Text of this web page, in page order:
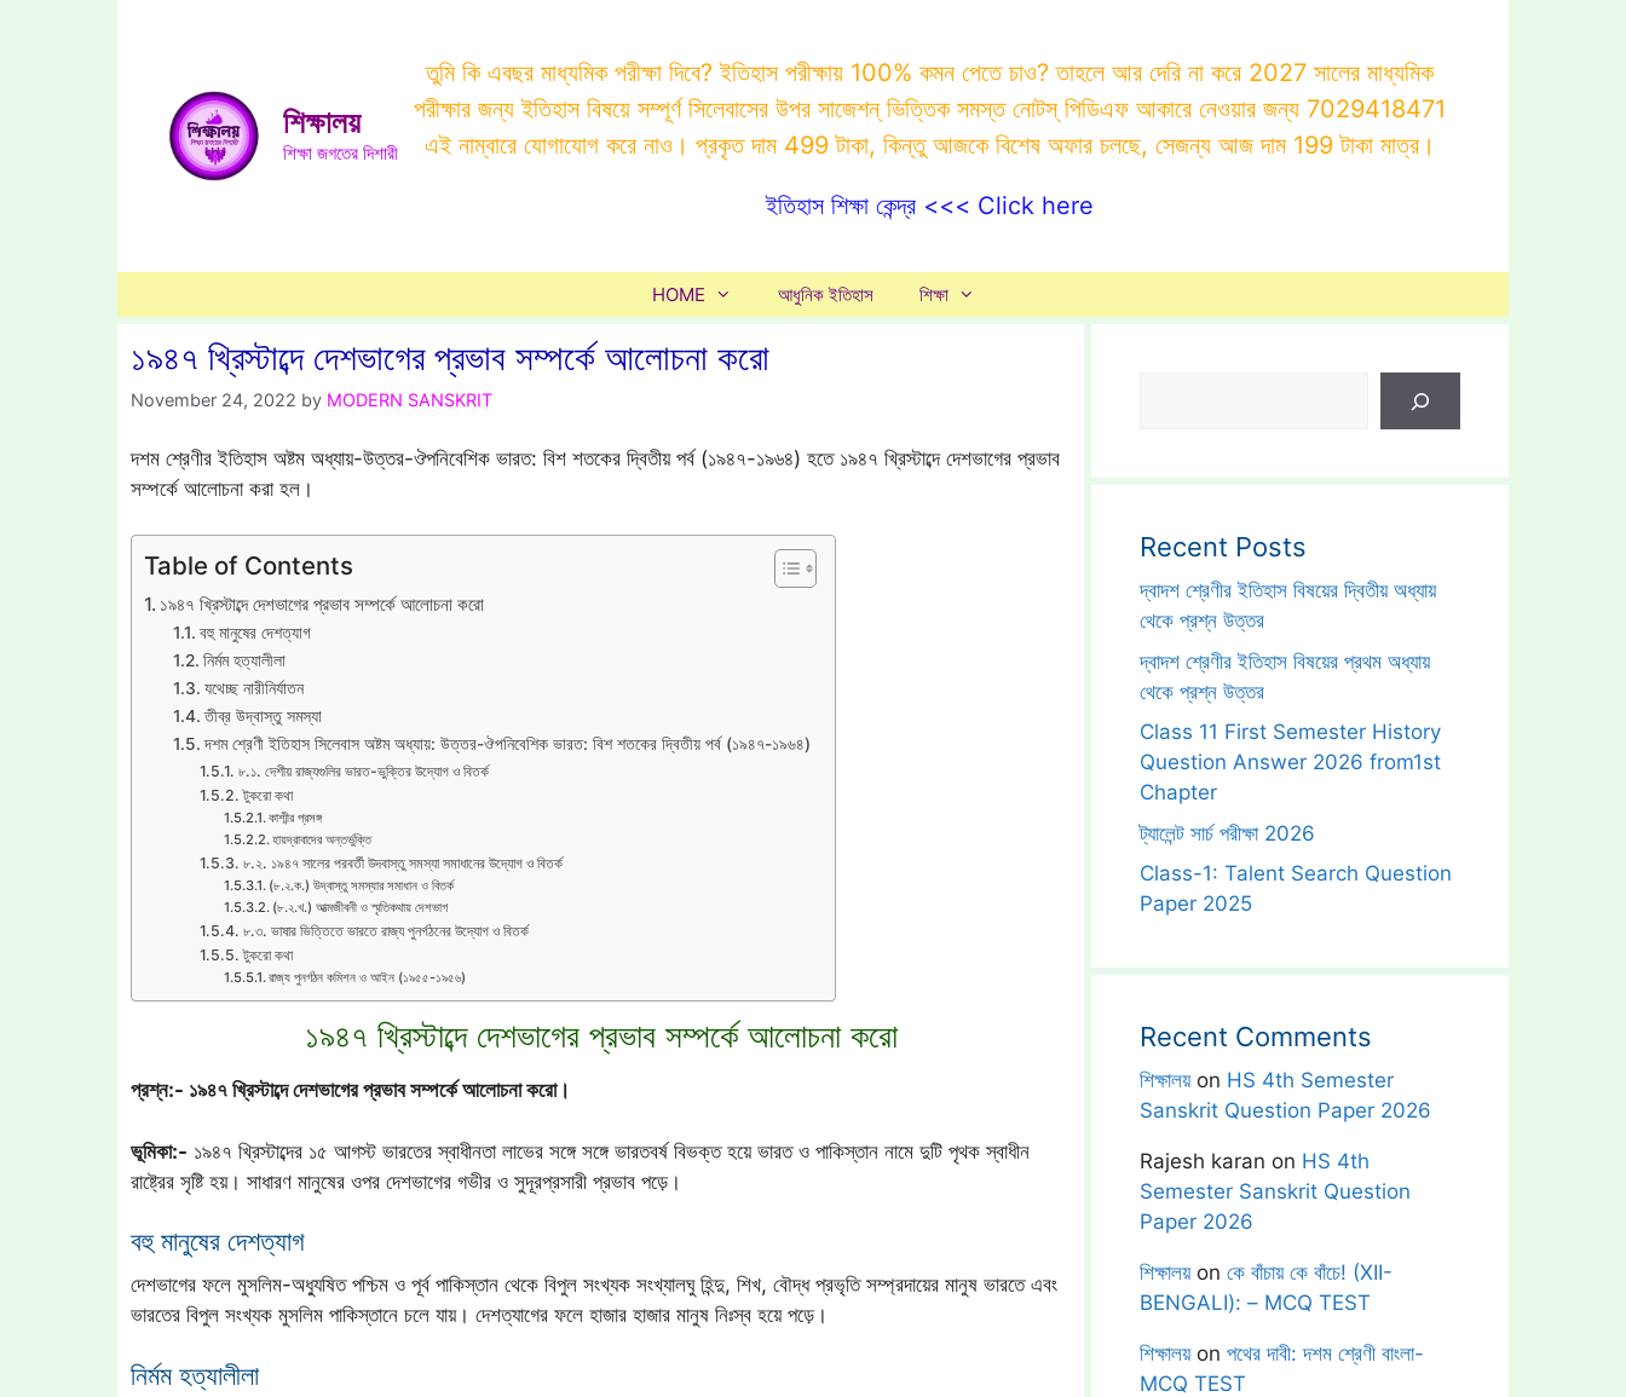
শিক্ষালয়
শিক্ষা জগতের দিশারী
তুমি কি এবছর মাধ্যমিক পরীক্ষা দিবে? ইতিহাস পরীক্ষায় 100% কমন পেতে চাও? তাহলে আর দেরি না করে 2027 সালের মাধ্যমিক
পরীক্ষার জন্য ইতিহাস বিষয়ে সম্পূর্ণ সিলেবাসের উপর সাজেশন্ ভিত্তিক সমস্ত নোটস্ পিডিএফ আকারে নেওয়ার জন্য 7029418471
এই নাম্বারে যোগাযোগ করে নাও। প্রকৃত দাম 499 টাকা, কিন্তু আজকে বিশেষ অফার চলছে, সেজন্য আজ দাম 199 টাকা মাত্র।
ইতিহাস শিক্ষা কেন্দ্র <<< Click here
HOME আধুনিক ইতিহাস শিক্ষা
১৯৪৭ খ্রিস্টাব্দে দেশভাগের প্রভাব সম্পর্কে আলোচনা করো
November 24, 2022 by MODERN SANSKRIT
দশম শ্রেণীর ইতিহাস অষ্টম অধ্যায়-উত্তর-ঔপনিবেশিক ভারত: বিশ শতকের দ্বিতীয় পর্ব (১৯৪৭-১৯৬৪) হতে ১৯৪৭ খ্রিস্টাব্দে দেশভাগের প্রভাব
সম্পর্কে আলোচনা করা হল।
Table of Contents
১৯৪৭ খ্রিস্টাব্দে দেশভাগের প্রভাব সম্পর্কে আলোচনা করো
বহু মানুষের দেশত্যাগ
নির্মম হত্যালীলা
যথেচ্ছ নারীনির্যাতন
তীব্র উদ্‌বাস্তু সমস্যা
দশম শ্রেণী ইতিহাস সিলেবাস অষ্টম অধ্যায়: উত্তর-ঔপনিবেশিক ভারত: বিশ শতকের দ্বিতীয় পর্ব (১৯৪৭-১৯৬৪)
৮.১. দেশীয় রাজ্যগুলির ভারত-ভুক্তির উদ্যোগ ও বিতর্ক
টুকরো কথা
কাশ্মীর প্রসঙ্গ
হায়দ্রাবাদের অন্তর্ভুক্তি
৮.২. ১৯৪৭ সালের পরবর্তী উদবাস্তু সমস্যা সমাধানের উদ্যোগ ও বিতর্ক
(৮.২.ক.) উদ্বাস্তু সমস্যার সমাধান ও বিতর্ক
(৮.২.খ.) আত্মজীবনী ও স্মৃতিকথায় দেশভাগ
৮.৩. ভাষার ভিত্তিতে ভারতে রাজ্য পুনর্গঠনের উদ্যোগ ও বিতর্ক
টুকরো কথা
রাজ্য পুনর্গঠন কমিশন ও আইন (১৯৫৫-১৯৫৬)
১৯৪৭ খ্রিস্টাব্দে দেশভাগের প্রভাব সম্পর্কে আলোচনা করো
প্রশ্ন:- ১৯৪৭ খ্রিস্টাব্দে দেশভাগের প্রভাব সম্পর্কে আলোচনা করো।
ভূমিকা:- ১৯৪৭ খ্রিস্টাব্দের ১৫ আগস্ট ভারতের স্বাধীনতা লাভের সঙ্গে সঙ্গে ভারতবর্ষ বিভক্ত হয়ে ভারত ও পাকিস্তান নামে দুটি পৃথক স্বাধীন
রাষ্ট্রের সৃষ্টি হয়। সাধারণ মানুষের ওপর দেশভাগের গভীর ও সুদূরপ্রসারী প্রভাব পড়ে।
বহু মানুষের দেশত্যাগ
দেশভাগের ফলে মুসলিম-অধ্যুষিত পশ্চিম ও পূর্ব পাকিস্তান থেকে বিপুল সংখ্যক সংখ্যালঘু হিন্দু, শিখ, বৌদ্ধ প্রভৃতি সম্প্রদায়ের মানুষ ভারতে এবং
ভারতের বিপুল সংখ্যক মুসলিম পাকিস্তানে চলে যায়। দেশত্যাগের ফলে হাজার হাজার মানুষ নিঃস্ব হয়ে পড়ে।
নির্মম হত্যালীলা
Recent Posts
দ্বাদশ শ্রেণীর ইতিহাস বিষয়ের দ্বিতীয় অধ্যায়
থেকে প্রশ্ন উত্তর
দ্বাদশ শ্রেণীর ইতিহাস বিষয়ের প্রথম অধ্যায়
থেকে প্রশ্ন উত্তর
Class 11 First Semester History
Question Answer 2026 from1st
Chapter
ট্যালেন্ট সার্চ পরীক্ষা 2026
Class-1: Talent Search Question
Paper 2025
Recent Comments
শিক্ষালয়on HS 4th Semester
Sanskrit Question Paper 2026
Rajesh karan on HS 4th
Semester Sanskrit Question
Paper 2026
শিক্ষালয়on কে বাঁচায় কে বাঁচে! (XII-
BENGALI): – MCQ TEST
শিক্ষালয়on পথের দাবী: দশম শ্রেণী বাংলা-
MCQ TEST